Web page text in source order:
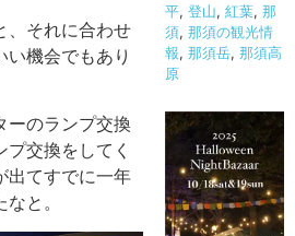
、それに合わせ
い機会でもあり
ーのランプ交換
交換をしてく
出てすでに一年
と。
平,登山,紅葉,那
須,那須の観光情
報,那須岳,那須高
原